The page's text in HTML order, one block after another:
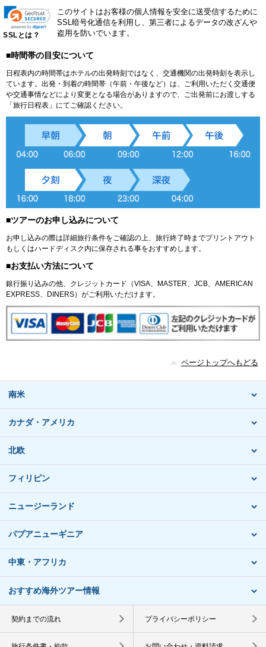
SSLとは？
このサイトはお客様の個人情報を安全に送受信するために
SSL暗号化通信を利用し、第三者によるデータの改ざんや
盗用を防いでいます。
■時間帯の目安について
日程表内の時間帯はホテルの出発時刻ではなく、交通機関の出発時刻を表示し
ています。出発・到着の時間帯（午前・午後など）は、ご利用いただく交通便
や交通事情などにより変更となる場合がありますので、ご出発前にお渡しする
「旅行日程表」にてご確認ください。
■ツアーのお申し込みについて
お申し込みの際は詳細旅行条件をご確認の上、旅行終了時までプリントアウト
もしくはハードディスク内に保存される事をおすすめします。
■お支払い方法について
銀行振り込みの他、クレジットカード（VISA、MASTER、JCB、AMERICAN
EXPRESS、DINERS）がご利用いただけます。
ページトップへもどる
南米
カナダ・アメリカ
北欧
フィリピン
ニュージーランド
パプアニューギニア
中東・アフリカ
おすすめ海外ツアー情報
契約までの流れ プライバシーポリシー